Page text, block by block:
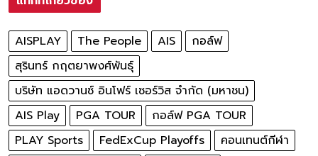
AISPLAY The People AIS
กอล์ฟ
สุรินทร์ กฤตยาพงศ์พันธุ์
บริษัท แอดวานซ์ อินโฟร์ เซอร์วิส จำกัด (มหาชน)
AIS Play
PGA TOUR
กอล์ฟ PGA TOUR
PLAY Sports
FedExCup Playoffs
คอนเทนต์กีฬา